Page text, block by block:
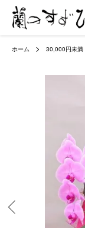
ホーム 30,000円未満